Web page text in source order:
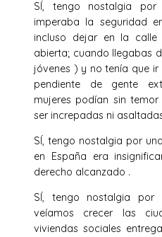
SÍ, tengo nostalgia
imperaba la seguridad
incluso dejar en la
abierta; cuando llegabas
jóvenes ) y no tenía que
pendiente de gente
mujeres podían sin
ser increpadas ni
SÍ, tengo nostalgia por
en España era
derecho alcanzado .
SÍ, tengo nostalgia
veíamos crecer las
viviendas sociales